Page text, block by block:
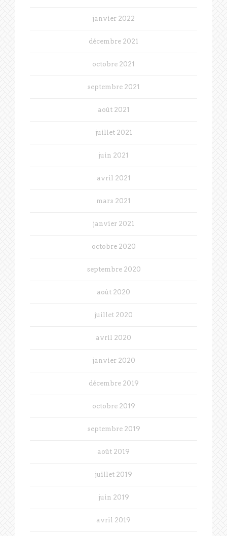
janvier 2022
décembre 2021
octobre 2021
septembre 2021
août 2021
juillet 2021
juin 2021
avril 2021
mars 2021
janvier 2021
octobre 2020
septembre 2020
août 2020
juillet 2020
avril 2020
janvier 2020
décembre 2019
octobre 2019
septembre 2019
août 2019
juillet 2019
juin 2019
avril 2019